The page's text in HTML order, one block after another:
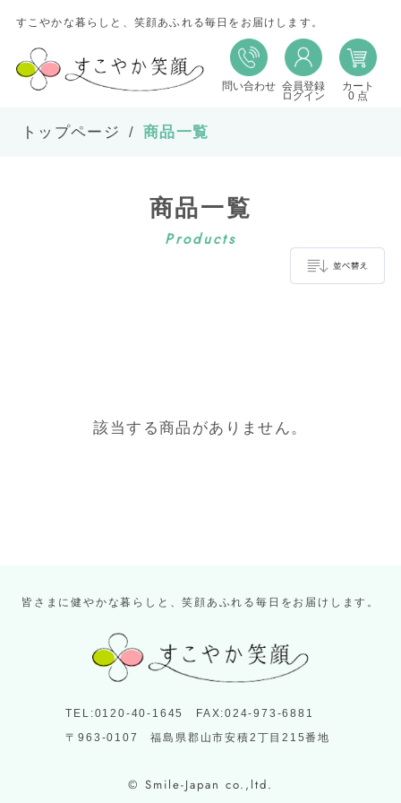
すこやかな暮らしと、笑顔あふれる毎日をお届けします。
問い合わせ 会員登録
ログイン
カート
0 点
トップページ 商品一覧
商品一覧
Products
並び替え
該当する商品がありません。
皆さまに健やかな暮らしと、笑顔あふれる毎日をお届けします。
TEL:0120-40-1645 FAX:024-973-6881
〒963-0107 福島県郡山市安積2丁目215番地
© Smile-Japan co.,ltd.